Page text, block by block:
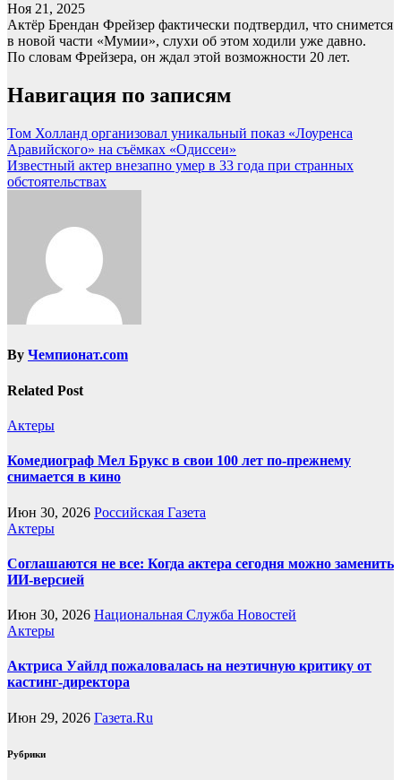
Ноя 21, 2025
Актёр Брендан Фрейзер фактически подтвердил, что снимется
в новой части «Мумии», слухи об этом ходили уже давно.
По словам Фрейзера, он ждал этой возможности 20 лет.
Навигация по записям
Том Холланд организовал уникальный показ «Лоуренса
Аравийского» на съёмках «Одиссеи»
Известный актер внезапно умер в 33 года при странных
обстоятельствах
By Чемпионат.com
Related Post
Актеры
Комедиограф Мел Брукс в свои 100 лет по-прежнему
снимается в кино
Июн 30, 2026 Российская Газета
Актеры
Соглашаются не все: Когда актера сегодня можно заменить
ИИ-версией
Июн 30, 2026 Национальная Служба Новостей
Актеры
Актриса Уайлд пожаловалась на неэтичную критику от
кастинг-директора
Июн 29, 2026 Газета.Ru
Рубрики